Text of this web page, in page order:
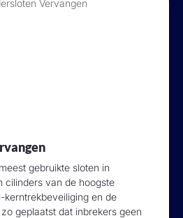
gebruikte sloten in
cilinders van de hoogste
kerntrekbeveiliging en de
geplaatst dat inbrekers geen